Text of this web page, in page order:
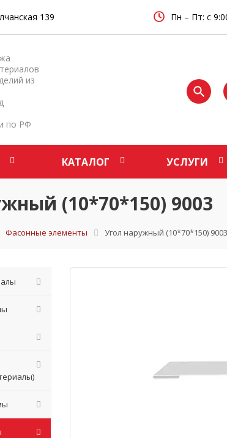
139 Пн – Пт: с
из
по РФ
КАТАЛОГ УСЛУГИ
(10*70*150) 9003
Фасонные элементы Угол наружный (10*70*150) 9003